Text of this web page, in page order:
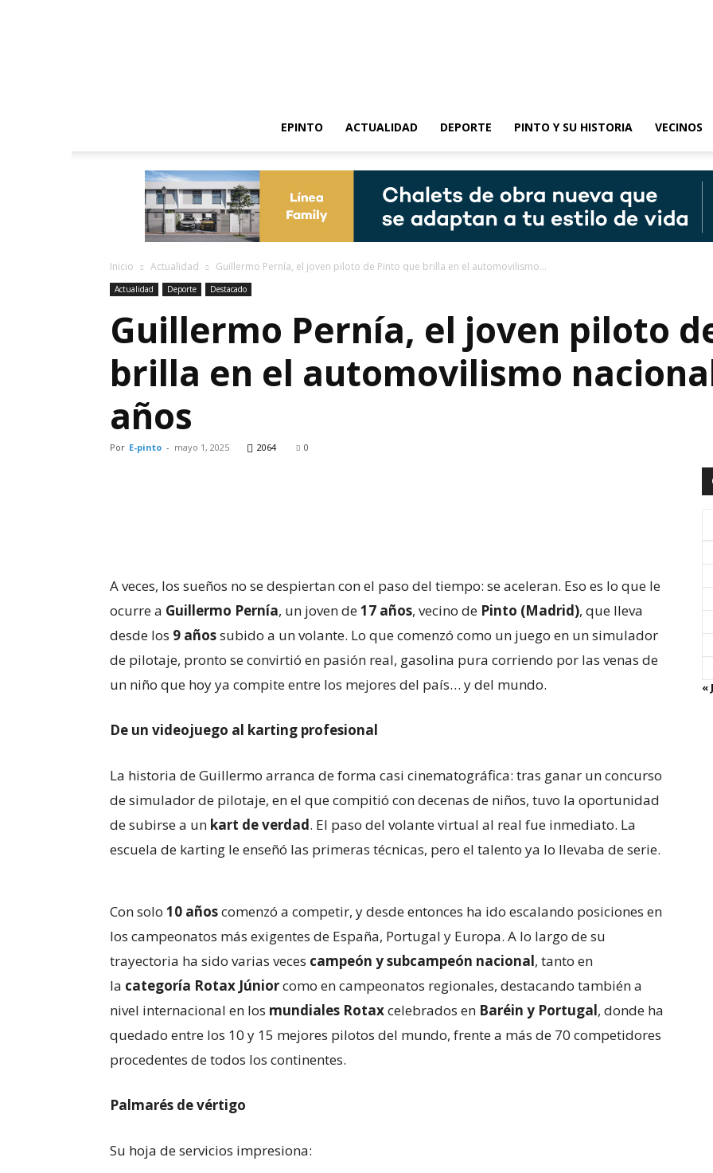
EPINTO
ACTUALIDAD DEPORTE PINTO Y SU HISTORIA VECINOS
Inicio Actualidad Guillermo Pernía, el joven piloto de Pinto que brilla en el automovilismo...
Actualidad Deporte Destacado
Guillermo Pernía, el joven piloto
brilla en el automovilismo
años
Por E-pinto - mayo 1, 2025 2064 0
A veces, los sueños no se despiertan con el paso del tiempo: se aceleran. Eso es lo que le
ocurre a Guillermo Pernía, un joven de17 años, vecino de Pinto (Madrid), que lleva
desde los 9 añossubido a un volante. Lo que comenzó como un juego en un simulador
de pilotaje, pronto se convirtió en pasión real, gasolina pura corriendo por las venas de
un niño que hoy ya compite entre los mejores del país… y del mundo.
De un videojuego al karting profesional
La historia de Guillermo arranca de forma casi cinematográfica: tras ganar un concurso
de simulador de pilotaje, en el que compitió con decenas de niños, tuvo la oportunidad
de subirse a un kart de verdad. El paso del volante virtual al real fue inmediato. La
escuela de karting le enseñó las primeras técnicas, pero el talento ya lo llevaba de serie.
Con solo 10 añoscomenzó a competir, y desde entonces ha ido escalando posiciones en
los campeonatos más exigentes de España, Portugal y Europa. A lo largo de su
trayectoria ha sido varias veces campeón y subcampeón nacional, tanto en
la categoría Rotax Júniorcomo en campeonatos regionales, destacando también a
nivel internacional en los mundiales Rotaxcelebrados en Baréin y Portugal, donde ha
quedado entre los 10 y 15 mejores pilotos del mundo, frente a más de 70 competidores
procedentes de todos los continentes.
Palmarés de vértigo
Su hoja de servicios impresiona:
«